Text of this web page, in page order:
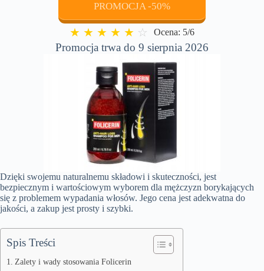
PROMOCJA -50%
★ ★ ★ ★ ★ ☆ Ocena: 5/6
Promocja trwa do 9 sierpnia 2026
Dzięki swojemu naturalnemu składowi i skuteczności, jest
bezpiecznym i wartościowym wyborem dla mężczyzn borykających
się z problemem wypadania włosów. Jego cena jest adekwatna do
jakości, a zakup jest prosty i szybki.
Spis Treści
Zalety i wady stosowania Folicerin